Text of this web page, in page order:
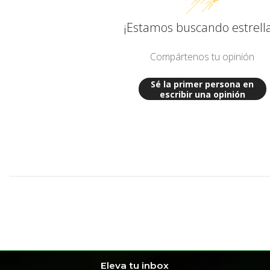
¡Estamos buscando
Compártenos tu opinión
Sé la primer persona en
escribir una opinión
Eleva tu inbox